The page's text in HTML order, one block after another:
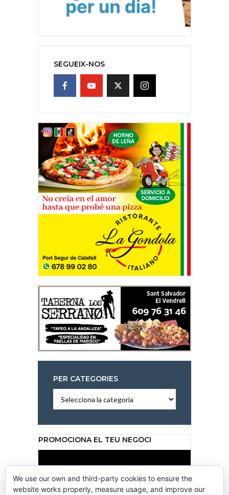
SEGUEIX-NOS
PER CATEGORIES
categories
PROMOCIONA EL TEU NEGOCI
de
vídeo
We use our own and third-party cookies to ensure the
website works properly, measure usage, and improve our